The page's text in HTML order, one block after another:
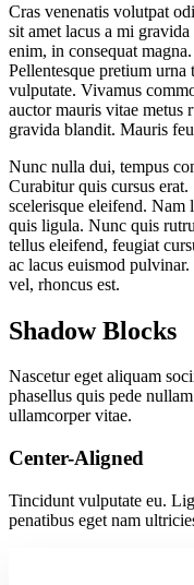
Cras venenatis volutpat
sit amet lacus a mi
enim, in consequat
Pellentesque pretium
vulputate. Vivamus
auctor mauris vitae metus
gravida blandit. Mauris
Nunc nulla dui, tempus
Curabitur quis cursus erat.
scelerisque eleifend. Nam
quis ligula. Nunc quis
tellus eleifend, feugiat
ac lacus euismod
vel, rhoncus est.
Shadow Blocks
Nascetur eget aliquam
phasellus quis pede
ullamcorper vitae.
Center-Aligned
Tincidunt vulputate eu.
penatibus eget nam